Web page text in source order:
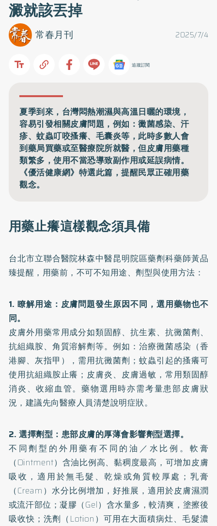
澱就該丟掉
2025/7/4
常春月刊
追蹤訂閱
夏季到來，台灣悶熱潮濕與高溫日曬的環境，
容易引發相關皮膚問題，例如：黴菌感染、汗
疹、蚊蟲叮咬搔癢、毛囊炎等，此時多數人會
到藥局買藥或至醫療院所就醫，但皮膚用藥種
類繁多，使用不當恐導致副作用或延誤病情。
《優活健康網》特選此篇，提醒民眾正確用藥
觀念。
用藥止癢這樣觀念須具備
台北市立聯合醫院林森中醫昆明院區藥劑科藥師黃品
臻提醒，用藥前，不可不知用途、劑型與使用方法：
1. 瞭解用途：皮膚問題發生原因不同，選用藥物也不
同。
皮膚外用藥常用成分如類固醇、抗生素、抗黴菌劑、
抗組織胺、角質溶解劑等。例如：治療黴菌感染（香
港腳、灰指甲），需用抗黴菌劑；蚊蟲引起的搔癢可
使用抗組織胺止癢；皮膚炎、皮膚過敏，常用類固醇
消炎、收縮血管。藥物選用時亦需考量患部皮膚狀
況，建議先向醫療人員清楚說明症狀。
2. 選擇劑型：患部皮膚的厚薄會影響劑型選擇。
不同劑型的外用藥有不同的油／水比例。軟膏
（Ointment）含油比例高、黏稠度最高，可增加皮膚
吸收，適用於無毛髮、乾燥或角質較厚處；乳膏
（Cream）水分比例增加，好推展，適用於皮膚濕潤
或流汗部位；凝膠（Gel）含水量多，較清爽，塗擦後
吸收快；洗劑（Lotion）可用在大面積病灶、毛髮濃